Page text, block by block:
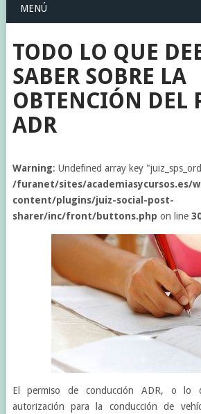
MENÚ
TODO LO QUE
SABER SOBRE LA
OBTENCIÓN DEL
ADR
Warning: Undefined array key
/furanet/sites/academiasycursos.es/
content/plugins/juiz-social-post-
sharer/inc/front/buttons.php on line
El permiso de conducción ADR, o lo
autorización para la conducción de